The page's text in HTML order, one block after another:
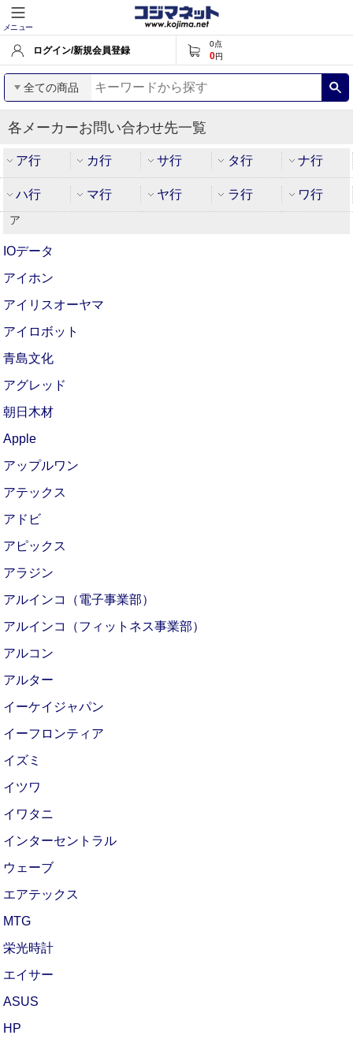
メニュー
ログイン/新規会員登録
0点
0円
全ての商品
各メーカーお問い合わせ先一覧
ア行 カ行 サ行 タ行 ナ行
ハ行 マ行 ヤ行 ラ行 ワ行
ア
IOデータ
アイホン
アイリスオーヤマ
アイロボット
青島文化
アグレッド
朝日木材
Apple
アップルワン
アテックス
アドビ
アピックス
アラジン
アルインコ（電子事業部）
アルインコ（フィットネス事業部）
アルコン
アルター
イーケイジャパン
イーフロンティア
イズミ
イツワ
イワタニ
インターセントラル
ウェーブ
エアテックス
MTG
栄光時計
エイサー
ASUS
HP